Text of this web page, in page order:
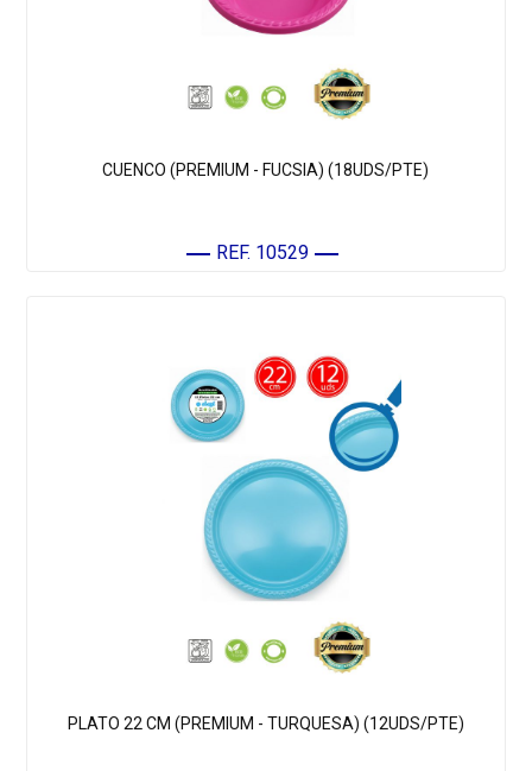
CUENCO (PREMIUM - FUCSIA) (18UDS/PTE)
REF. 10529
PLATO 22 CM (PREMIUM - TURQUESA) (12UDS/PTE)